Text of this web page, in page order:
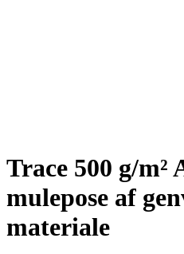
Trace 500 g/
mulepose af
materiale